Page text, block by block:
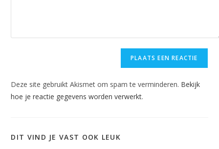
Deze site gebruikt Akismet om spam te verminderen. Bekijk
hoe je reactie gegevens worden verwerkt.
DIT VIND JE VAST OOK LEUK